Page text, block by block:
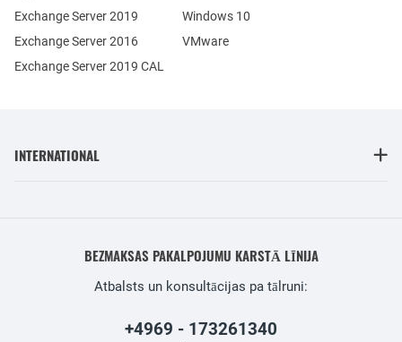
Exchange Server 2019
Exchange Server 2016
Exchange Server 2019 CAL
Windows 10
VMware
INTERNATIONAL
BEZMAKSAS PAKALPOJUMU KARSTĀ LĪNIJA
Atbalsts un konsultācijas pa tālruni:
+4969 - 173261340